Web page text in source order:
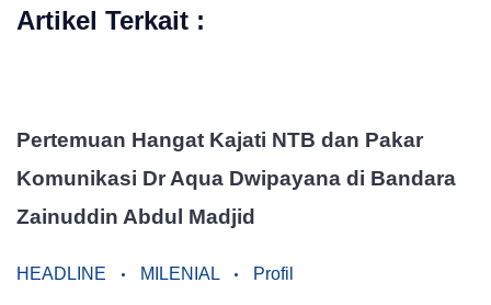
Artikel Terkait :
Pertemuan Hangat Kajati NTB dan Pakar
Komunikasi Dr Aqua Dwipayana di Bandara
Zainuddin Abdul Madjid
HEADLINE MILENIAL Profil